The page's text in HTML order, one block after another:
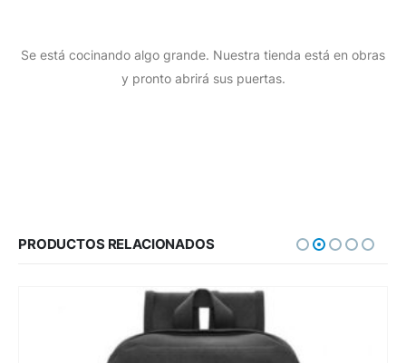
Se está cocinando algo grande. Nuestra tienda está en obras
y pronto abrirá sus puertas.
PRODUCTOS RELACIONADOS